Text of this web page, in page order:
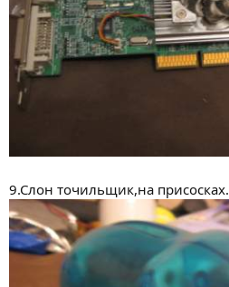
9.Слон точильщик,на